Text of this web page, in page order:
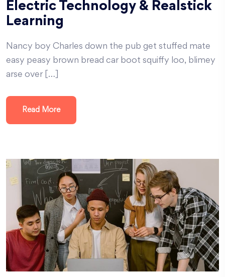
Electric Technology & Realstick
Learning
Nancy boy Charles down the pub get stuffed mate
easy peasy brown bread car boot squiffy loo, blimey
arse over […]
Read More